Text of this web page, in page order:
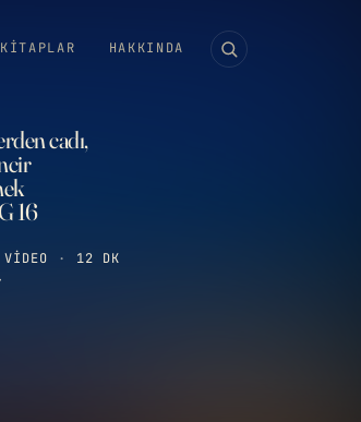
HAKKINDA
cadı,
16
VIDEO ·
12 DK